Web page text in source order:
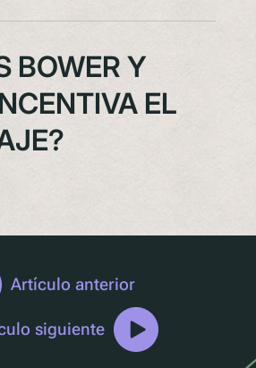
BOWER Y
EL
Artículo anterior
siguiente